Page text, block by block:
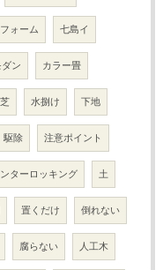
ォーム 七島イ
ン カラー畳
水捌け 下地
駆除 注意ポイント
ターロッキング 土
置くだけ 倒れない
腐らない 人工木